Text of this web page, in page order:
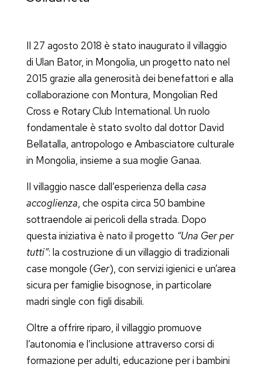
Il 27 agosto 2018 è stato inaugurato il villaggio
di Ulan Bator, in Mongolia, un progetto nato nel
2015 grazie alla generosità dei benefattori e alla
collaborazione con Montura, Mongolian Red
Cross e Rotary Club International. Un ruolo
fondamentale è stato svolto dal dottor David
Bellatalla, antropologo e Ambasciatore culturale
in Mongolia, insieme a sua moglie Ganaa.
Il villaggio nasce dall’esperienza della casa
accoglienza, che ospita circa 50 bambine
sottraendole ai pericoli della strada. Dopo
questa iniziativa è nato il progetto “Una Ger per
tutti”: la costruzione di un villaggio di tradizionali
case mongole (Ger), con servizi igienici e un’area
sicura per famiglie bisognose, in particolare
madri single con figli disabili.
Oltre a offrire riparo, il villaggio promuove
l’autonomia e l’inclusione attraverso corsi di
formazione per adulti, educazione per i bambini